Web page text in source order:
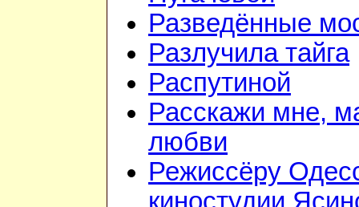
Разведённые
Разлучила тайга
Распутиной
Расскажи мне,
любви
Режиссёру